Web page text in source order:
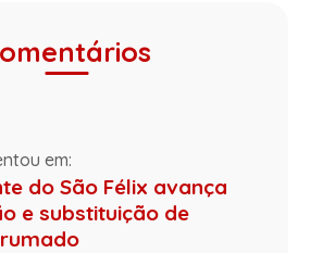
em:
do São Félix avança
e substituição de